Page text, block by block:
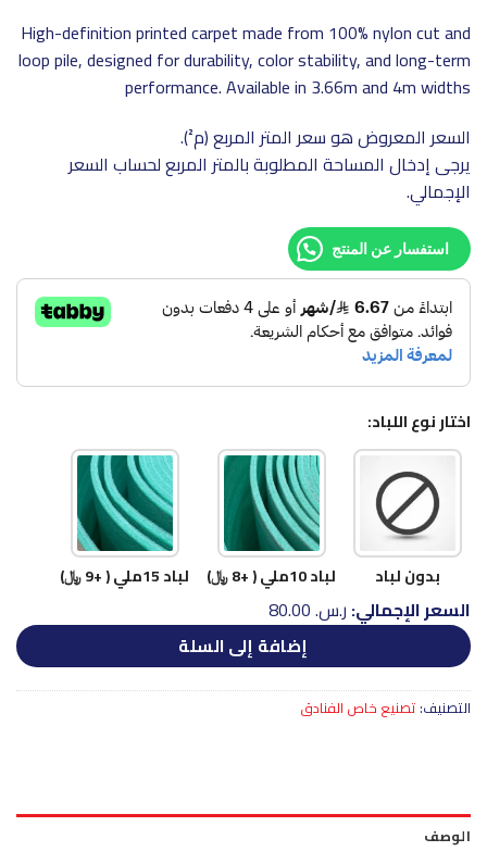
High-definition printed carpet made from 100% nylon cut and
loop pile, designed for durability, color stability, and long-term
performance. Available in 3.66m and 4m widths
السعر المعروض هو سعر المتر المربع (م²).
يرجى إدخال المساحة المطلوبة بالمتر المربع لحساب السعر
الإجمالي.
استفسار عن المنتج
اختار نوع اللباد:
بدون لباد لباد 10ملي ( +8 ﷼) لباد 15ملي ( +9 ﷼)
السعر الإجمالي: ر.س.‏ 80.00
إضافة إلى السلة
التصنيف: تصنيع خاص الفنادق
الوصف